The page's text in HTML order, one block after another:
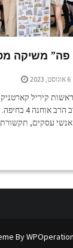
פה” משיקה
6 אוגוסט, 2023
קיריל
הבחירות שלה
WPOperation